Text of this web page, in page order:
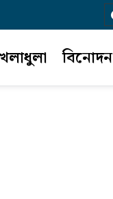
বিনোদন